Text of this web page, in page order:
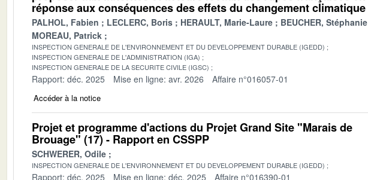
réponse aux conséquences des effets du changement climatique
PALHOL, Fabien LECLERC, Boris HERAULT, Marie-Laure
BEUCHER, Stéphanie
MOREAU, Patrick
INSPECTION GENERALE DE L'ENVIRONNEMENT ET DU DEVELOPPEMENT DURABLE (IGEDD)
INSPECTION GENERALE DE L'ADMINISTRATION (IGA)
INSPECTION GENERALE DE LA SECURITE CIVILE (IGSC)
Rapport: déc. 2025 Mise en ligne: avr. 2026 Affaire n°016057-01
Accéder à la notice
Projet et programme d'actions du Projet Grand Site "Marais de
Brouage" (17) - Rapport en CSSPP
SCHWERER, Odile
INSPECTION GENERALE DE L'ENVIRONNEMENT ET DU DEVELOPPEMENT DURABLE (IGEDD)
Rapport: déc. 2025 Mise en ligne: déc. 2025 Affaire n°016390-01